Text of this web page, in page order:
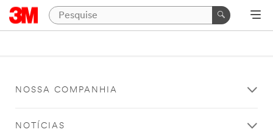
NOSSA COMPANHIA
NOTÍCIAS